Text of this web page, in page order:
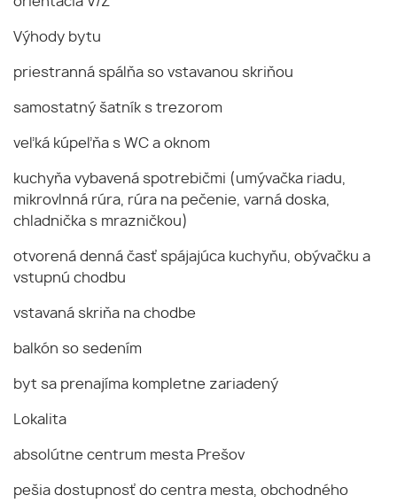
Výhody bytu
priestranná spálňa so vstavanou skriňou
samostatný šatník s trezorom
veľká kúpeľňa s WC a oknom
kuchyňa vybavená spotrebičmi (umývačka riadu,
mikrovlnná rúra, rúra na pečenie, varná doska,
chladnička s mrazničkou)
otvorená denná časť spájajúca kuchyňu, obývačku a
vstupnú chodbu
vstavaná skriňa na chodbe
balkón so sedením
byt sa prenajíma kompletne zariadený
Lokalita
absolútne centrum mesta Prešov
pešia dostupnosť do centra mesta, obchodného